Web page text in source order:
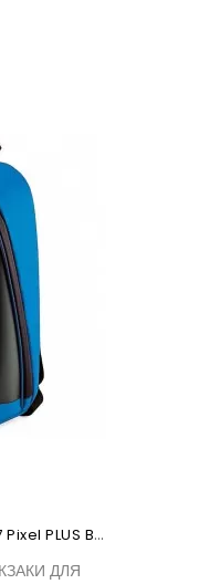
Рюкзак MARK RYDEN SB9707 Pixel PLUS Blue
ДЛЯ